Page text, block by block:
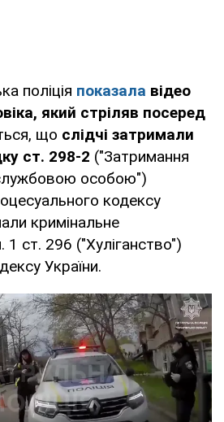
поліція показала відео
який стріляв посеред
що слідчі затримали
ст. 298-2 ("Затримання
особою")
кодексу
кримінальне
ст. 296 ("Хуліганство")
України.